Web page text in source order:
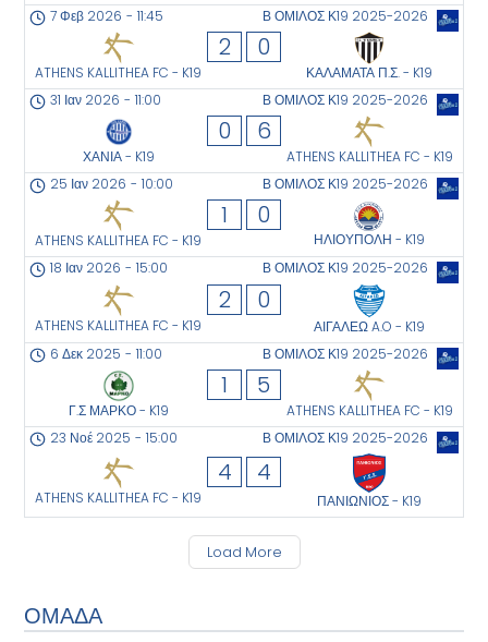
Β ΟΜΙΛΟΣ Κ19 2025-2026
7 Φεβ 2026 - 11:45
ATHENS KALLITHEA FC - K19
2 0
ΚΑΛΑΜΑΤΑ Π.Σ. - K19
Β ΟΜΙΛΟΣ Κ19 2025-2026
31 Ιαν 2026 - 11:00
ΧΑΝΙΑ - K19
0 6
ATHENS KALLITHEA FC - K19
Β ΟΜΙΛΟΣ Κ19 2025-2026
25 Ιαν 2026 - 10:00
ATHENS KALLITHEA FC - K19
1 0
ΗΛΙΟΥΠΟΛΗ - K19
Β ΟΜΙΛΟΣ Κ19 2025-2026
18 Ιαν 2026 - 15:00
ATHENS KALLITHEA FC - K19
2 0
ΑΙΓΑΛΕΩ A.O - K19
Β ΟΜΙΛΟΣ Κ19 2025-2026
6 Δεκ 2025 - 11:00
Γ.Σ ΜΑΡΚΟ - K19
1 5
ATHENS KALLITHEA FC - K19
Β ΟΜΙΛΟΣ Κ19 2025-2026
23 Νοέ 2025 - 15:00
ATHENS KALLITHEA FC - K19
4 4
ΠΑΝΙΩΝΙΟΣ - K19
Load More
ΟΜΑΔΑ